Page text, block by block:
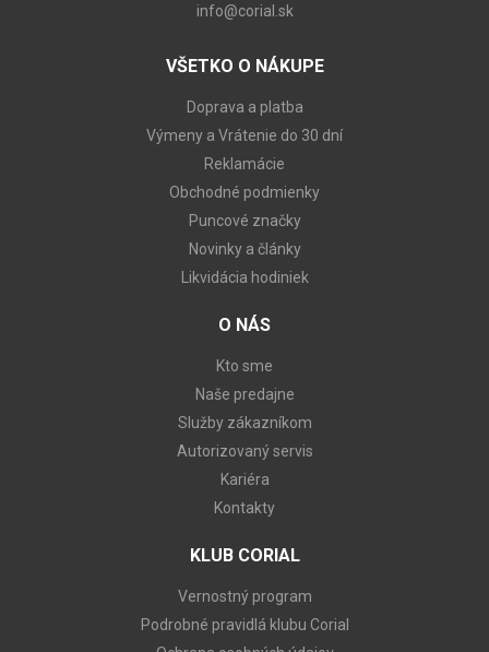
info@corial.sk
VŠETKO O NÁKUPE
Doprava a platba
Výmeny a Vrátenie do 30 dní
Reklamácie
Obchodné podmienky
Puncové značky
Novinky a články
Likvidácia hodiniek
O NÁS
Kto sme
Naše predajne
Služby zákazníkom
Autorizovaný servis
Kariéra
Kontakty
KLUB CORIAL
Vernostný program
Podrobné pravidlá klubu Corial